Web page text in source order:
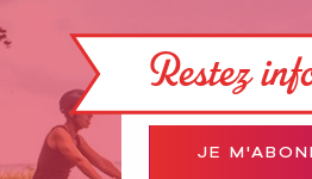
Restez
JE